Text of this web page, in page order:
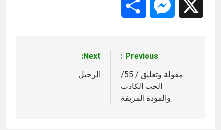
Messenger
المقالات
Previous:
مقولة وتعليق / 55/
الحب الكاذب
والمودة المزيفة
Next:
الرحيل